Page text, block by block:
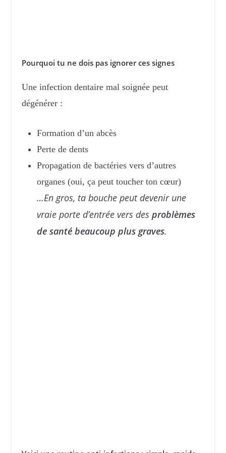
Pourquoi tu ne dois pas ignorer ces signes
Une infection dentaire mal soignée peut
dégénérer :
Formation d’un abcès
Perte de dents
Propagation de bactéries vers d’autres
organes (oui, ça peut toucher ton cœur)
…En gros, ta bouche peut devenir une
vraie porte d’entrée vers des problèmes
de santé beaucoup plus graves.